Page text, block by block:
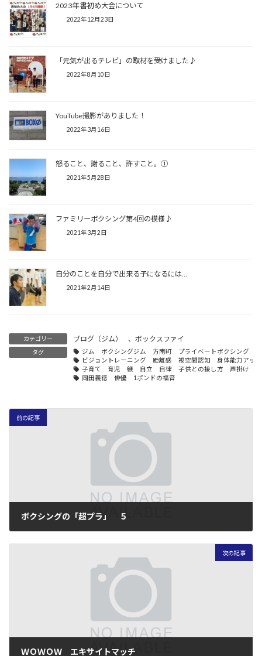
2023年 書初め大会について
2022年12月23日
「元気が出るテレビ」の取材を受けました♪
2022年8月10日
YouTube撮影がありました！
2022年3月16日
怒ること、謝ること、許すこと。①
2021年5月28日
ファミリーボクシング第4回の模様♪
2021年3月2日
自分のことを自分で出来る子になるには…
2021年2月14日
カテゴリー ブログ（ジム） 、 ボックスファイ
タグ
ジム ボクシングジム 方南町 プライベートボクシング プ
ビジョントレーニング 距離感 視空間認知 身体能力アッ
子育て 育児 躾 自立 自律 子供との接し方 声掛け 教
岡田義徳 俳優 1ポンドの福音
前の記事
ボクシングの「超プラ」 ５
次の記事
ＷＯＷＯＷ エキサイトマッチ